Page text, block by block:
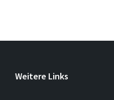
Weitere Links